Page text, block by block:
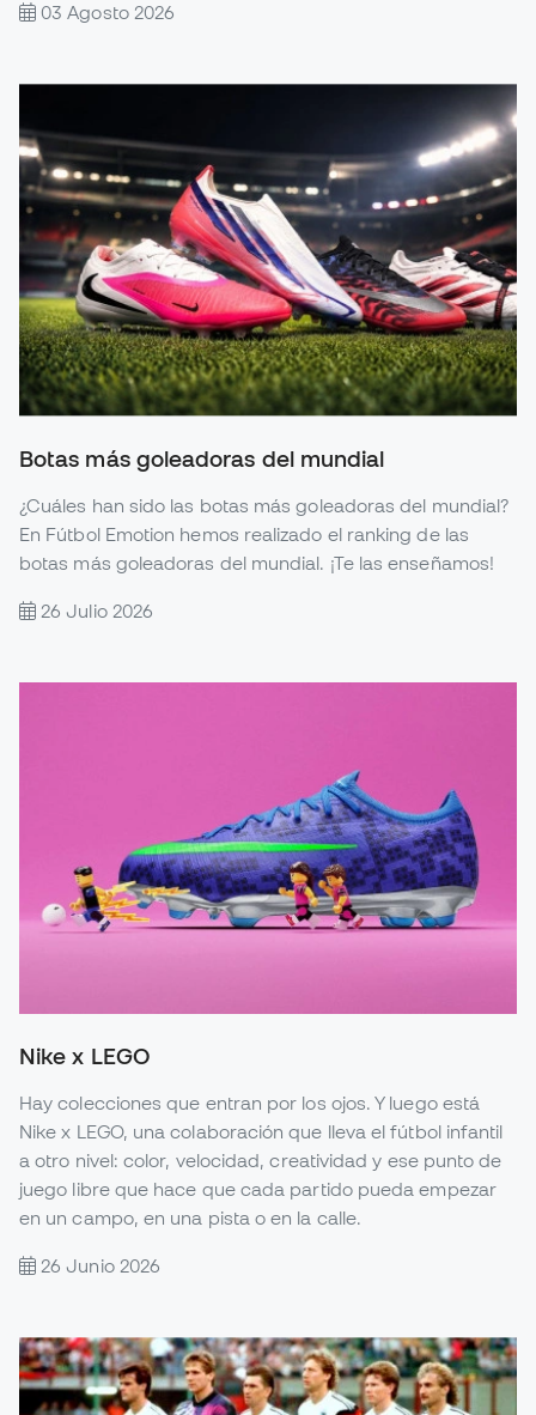
03 Agosto 2026
Botas más goleadoras del mundial
¿Cuáles han sido las botas más goleadoras del mundial?
En Fútbol Emotion hemos realizado el ranking de las
botas más goleadoras del mundial. ¡Te las enseñamos!
26 Julio 2026
Nike x LEGO
Hay colecciones que entran por los ojos. Y luego está
Nike x LEGO, una colaboración que lleva el fútbol infantil
a otro nivel: color, velocidad, creatividad y ese punto de
juego libre que hace que cada partido pueda empezar
en un campo, en una pista o en la calle.
26 Junio 2026